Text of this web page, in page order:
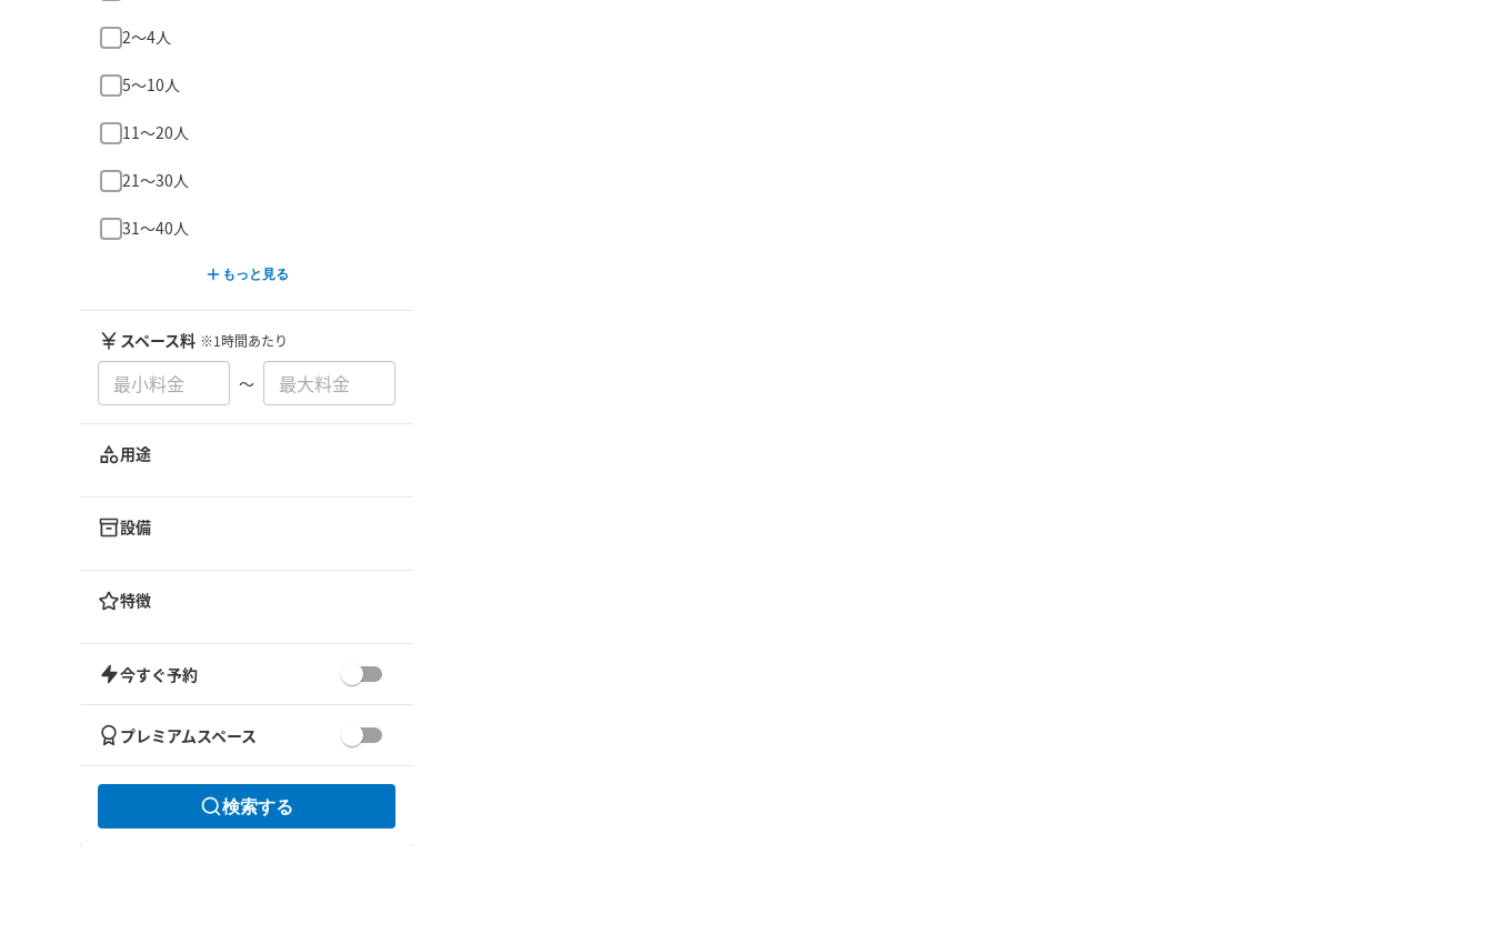
2〜4人
5〜10人
11〜20人
21〜30人
31〜40人
もっと見る
スペース料 ※1時間あたり
〜
用途
設備
特徴
今すぐ予約
プレミアムスペース
検索する